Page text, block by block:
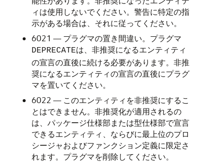
ィは使用しないでください。警告に特定の指
示がある場合は、それに従ってください。
6021 — プラグマの置き間違い。プラグマ
DEPRECATEは、非推奨になるエンティティ
の宣言の直後に続ける必要があります。非推
奨になるエンティティの宣言の直後にプラグ
マを置いてください。
6022 — このエンティティを非推奨にするこ
とはできません。非推奨化が適用されるの
は、パッケージ仕様部または型仕様部で宣言
できるエンティティ、ならびに最上位のプロ
シージャおよびファンクション定義に限定さ
れます。プラグマを削除してください。